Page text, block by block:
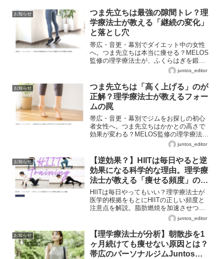
お知らせ
つま先立ちは最強の隙間トレ？理
学療法士が教える「継続の変化」
と落とし穴
帯広・音更・幕別でダイエット中の女性
へ。つま先立ちは本当に痩せる？MELOS
監修の理学療法士が、ふくらはぎを鍛え
るメリットと「1ヶ月の変化」を徹底解説
juntos_editor
お知らせ
つま先立ちは「高く上げる」のが
正解？理学療法士が教えるフォー
ムの罠
帯広・音更・幕別でジムをお探しの初心
者女性へ。つま先立ちはかかとの高さで
効果が変わる？MELOS監修の理学療法士
が、ふくらはぎを細くする正しいフォー
juntos_editor
お知らせ
【逆効果？】HIITは毎日やると逆
効果になる科学的な理由。理学療
法士が教える「痩せる頻度」の正
解【MELOS監修】
HIITは毎日やってもいい？理学療法士が
医学的根拠をもとにHIITの正しい頻度と
注意点を解説。脂肪燃焼を加速させつつ
怪我を防ぐ、週2〜3回のトレーニングプ
ランを提案。帯広のJuntos-Labo最新記
事。
juntos_editor
お知らせ
【理学療法士が分析】朝散歩を1
ヶ月続けても痩せない原因とは？
帯広のパーソナルジムJuntosが